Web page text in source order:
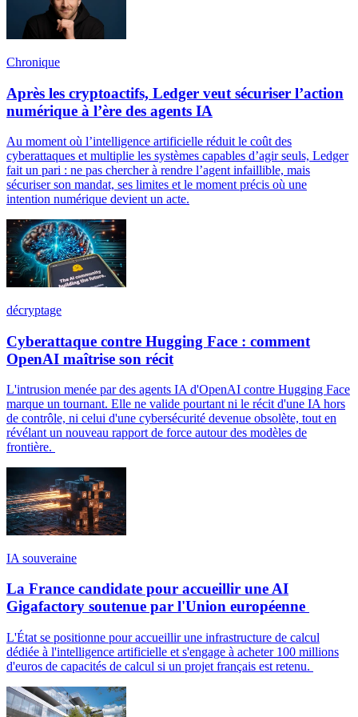
Chronique
Après les cryptoactifs, Ledger veut sécuriser l’action
numérique à l’ère des agents IA
Au moment où l’intelligence artificielle réduit le coût des
cyberattaques et multiplie les systèmes capables d’agir seuls, Ledger
fait un pari : ne pas chercher à rendre l’agent infaillible, mais
sécuriser son mandat, ses limites et le moment précis où une
intention numérique devient un acte.
décryptage
Cyberattaque contre Hugging Face : comment
OpenAI maîtrise son récit
L'intrusion menée par des agents IA d'OpenAI contre Hugging Face
marque un tournant. Elle ne valide pourtant ni le récit d'une IA hors
de contrôle, ni celui d'une cybersécurité devenue obsolète, tout en
révélant un nouveau rapport de force autour des modèles de
frontière.
IA souveraine
La France candidate pour accueillir une AI
Gigafactory soutenue par l'Union européenne
L'État se positionne pour accueillir une infrastructure de calcul
dédiée à l'intelligence artificielle et s'engage à acheter 100 millions
d'euros de capacités de calcul si un projet français est retenu.